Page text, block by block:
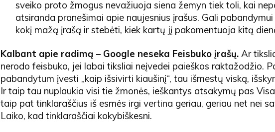
sveiko proto žmogus nevažiuoja siena žemyn tiek toli, kai
atsiranda pranešimai apie naujesnius įrašus. Gali
kokį mažą įrašą ir stebėti, kiek kartų jį pakomentuoja kitą
Kalbant apie radimą – Google neseka Feisbuko įrašų.Ar
nerodo feisbuko, jei labai tiksliai neįvedei paieškos raktažodžio.
pabandytum įvesti „kaip išsivirti kiaušinį“, tau išmestų viską,
Ir taip tau nuplaukia visi tie žmonės, ieškantys atsakymų pas
taip pat tinklaraščius iš esmės irgi vertina geriau, geriau net nei
Laiko, kad tinklaraščiai kokybiškesni.